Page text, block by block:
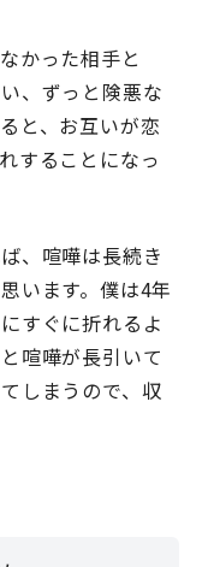
かった相手と
、ずっと険悪な
と、お互いが恋
することになっ
、喧嘩は長続き
います。僕は4年
すぐに折れるよ
喧嘩が長引いて
しまうので、収